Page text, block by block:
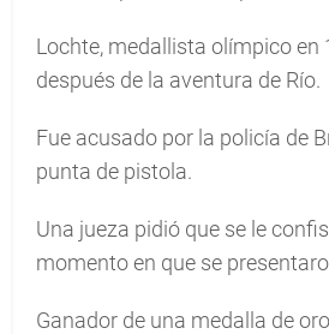
Lochte, medallista olímpico
después de la aventura de Río.
Fue acusado por la policía de
punta de pistola.
Una jueza pidió que se le
momento en que se
Ganador de una medalla de